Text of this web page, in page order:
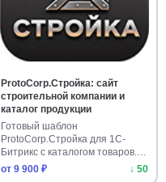
ProtoCorp.Стройка: сайт
строительной компании и
каталог продукции
Готовый шаблон
ProtoCorp.Стройка для 1С-
Битрикс с каталогом товаров.
Адаптивный …
от 9 900 ₽ ↓ 50